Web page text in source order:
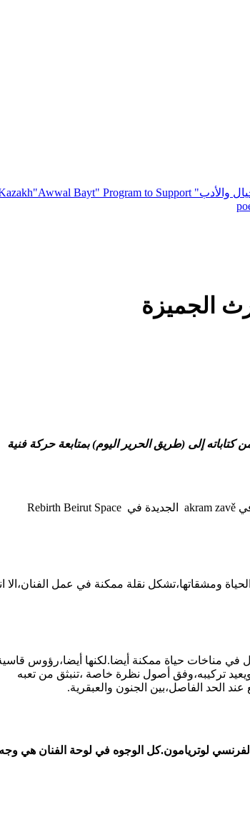
والأدب" inviting poets and writers from around the world to participate in Kazakh
"Awwal Bayt" Program to Support
الجميزة
إلى (طريق الحرير اليوم) بمتابعة حركة فنية
الرأس المقطوع هو الأساس القائم والمتحرك في لوحات الفنان التشكيلي أكرم زافي akram zavě الجديدة في Rebirth Beirut Space
ومشقاتها،تشكل نقلة ممكنة في عمل الفنان،الا
في مناخات حياة ممكنة أيضا.لكنها أيضا،رؤوس
تركيبه،وفق أصول نظرة خاصة ،تنبثق من تعبه
الحد الفاصل،بين الجنون والعبقرية.
لوتريامون.كل الوجوه في لوحة الفنان هي وجه